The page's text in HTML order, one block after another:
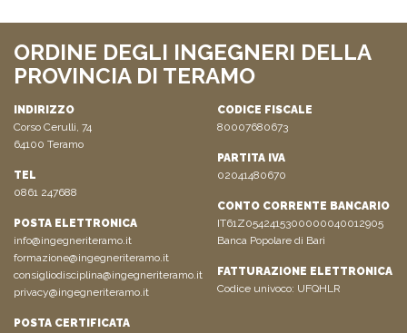
ORDINE DEGLI INGEGNERI DELLA
PROVINCIA DI TERAMO
INDIRIZZO
Corso Cerulli, 74
64100 Teramo
TEL
0861 247688
POSTA ELETTRONICA
info@ingegneriteramo.it
formazione@ingegneriteramo.it
consigliodisciplina@ingegneriteramo.it
privacy@ingegneriteramo.it
POSTA CERTIFICATA
CODICE FISCALE
80007680673
PARTITA IVA
02041480670
CONTO CORRENTE BANCARIO
IT61Z0542415300000040012905
Banca Popolare di Bari
FATTURAZIONE ELETTRONICA
Codice univoco: UFQHLR